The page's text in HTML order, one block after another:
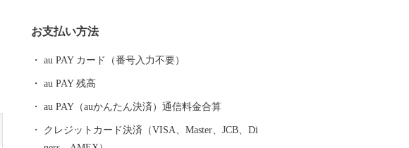
材として愛されている鹿肉。 このように白糠町は、海
お支払い方法
au PAY カード（番号入力不要）
au PAY 残高
au PAY（auかんたん決済）通信料金合算
クレジットカード決済（VISA、Master、JCB、Di